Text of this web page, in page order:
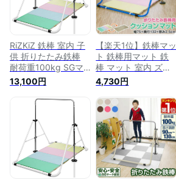
る補助ベルト・マッ
トセットも ●[送料
具 選べる補助ベル
ト・マットセットも
1年保証 ★[送料無
料]
RiZKiZ 鉄棒 室内 子
供 折りたたみ鉄棒
耐荷重100kg SGマ
ーク 家庭用 トレー
ニング 子ども 逆上
がり ぶら下がり て
み 男の子 女の子 保
育園 幼稚園 小学校
室内遊具 [ホワイト]
[クッションマット]
[補助ベルト]
13,100円
【楽天1位】鉄棒マッ
ト 鉄棒用マット 鉄
棒 マット 室内 ズレ
防止 バンド付き 防
音 ケガ防止 リバー
シブル 折りたたみ鉄
棒 逆上がり てつぼ
う おりたたみ 折り
畳み 子供 1年保証
■[送料無料]
4,730円